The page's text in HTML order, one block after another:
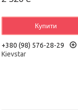
Купити
+380 (98) 576-28-29
Kievstar